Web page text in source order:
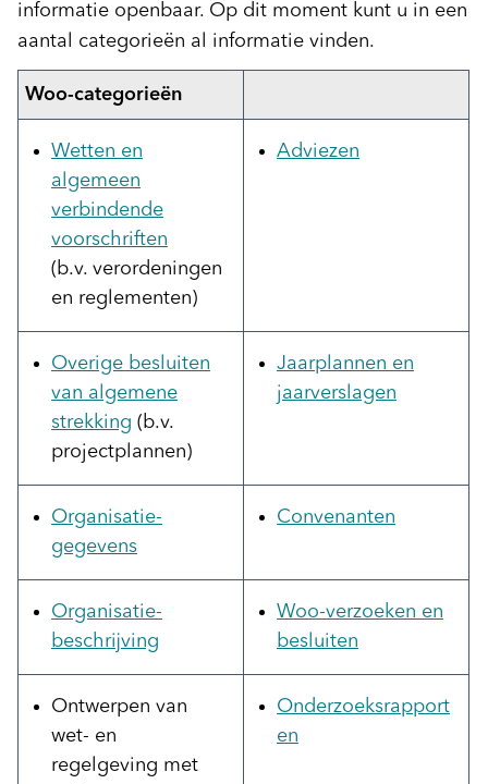
informatie openbaar. Op dit moment kunt u in een
aantal categorieën al informatie vinden.
Woo-categorieën
Wetten en
algemeen
verbindende
voorschriften
(b.v. verordeningen
en reglementen)
Adviezen
Overige besluiten
van algemene
strekking (b.v.
projectplannen)
Jaarplannen en
jaarverslagen
Organisatie-
gegevens
Convenanten
Organisatie-
beschrijving
Woo-verzoeken en
besluiten
Ontwerpen van
wet- en
regelgeving met
Onderzoeksrapport
en